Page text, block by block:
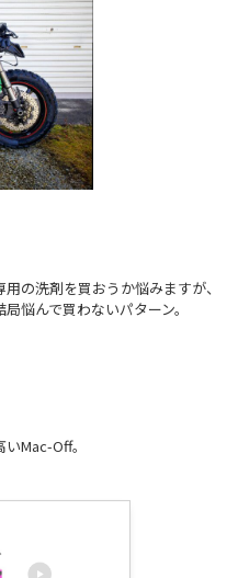
の洗剤を買おうか悩みますが、
悩んで買わないパターン。
Mac-Off。